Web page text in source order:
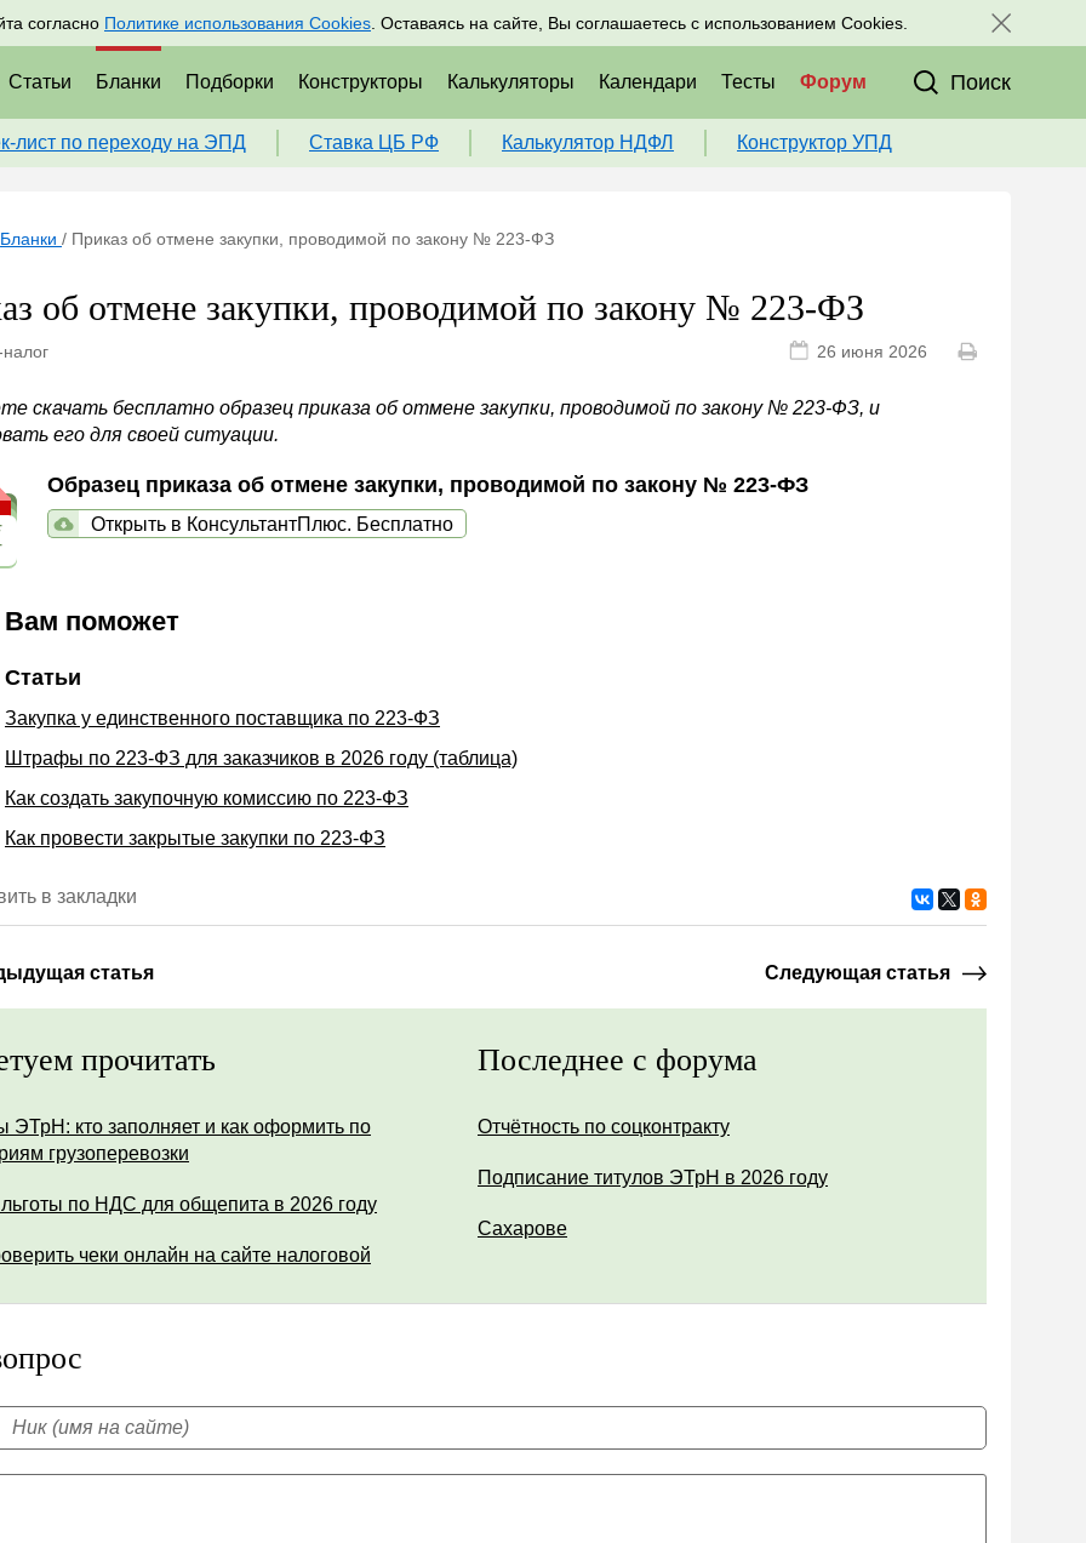
согласно Политике использования Cookies . Оставаясь на сайте, Вы соглашаетесь с использованием Cookies.
Подписаться Присоединяйтесь к нам в соц. сетях:
Статьи Бланки Подборки Конструкторы Калькуляторы Календари Тесты Форум Поиск
лист по переходу на ЭПД Ставка ЦБ РФ Калькулятор НДФЛ Конструктор УПД
Бланки / Приказ об отмене закупки, проводимой по закону № 223-ФЗ
об отмене закупки, проводимой по закону № 223-ФЗ
26 июня 2026
скачать бесплатно образец приказа об отмене закупки, проводимой по закону № 223-ФЗ, и
его для своей ситуации.
Образец приказа об отмене закупки, проводимой по закону № 223-ФЗ
Открыть в КонсультантПлюс. Бесплатно
Вам поможет
Статьи
Закупка у единственного поставщика по 223-ФЗ
Штрафы по 223-ФЗ для заказчиков в 2026 году (таблица)
Как создать закупочную комиссию по 223-ФЗ
Как провести закрытые закупки по 223-ФЗ
в закладки
статья Следующая статья
прочитать
ЭТрН: кто заполняет и как оформить по
грузоперевозки
льготы по НДС для общепита в 2026 году
чеки онлайн на сайте налоговой
Последнее с форума
Отчётность по соцконтракту
Подписание титулов ЭТрН в 2026 году
Сахарове